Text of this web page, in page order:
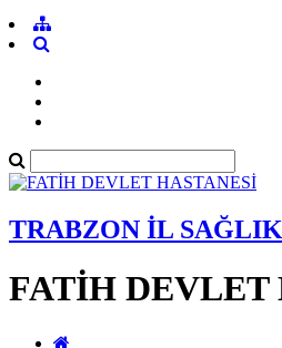
TRABZON İL
FATİH DEVLET